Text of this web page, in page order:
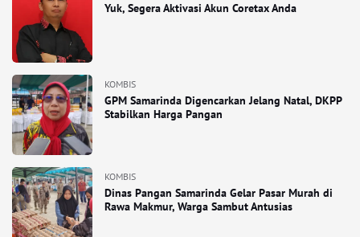
Yuk, Segera Aktivasi Akun Coretax Anda
KOMBIS
GPM Samarinda Digencarkan Jelang Natal, DKPP
Stabilkan Harga Pangan
KOMBIS
Dinas Pangan Samarinda Gelar Pasar Murah di
Rawa Makmur, Warga Sambut Antusias